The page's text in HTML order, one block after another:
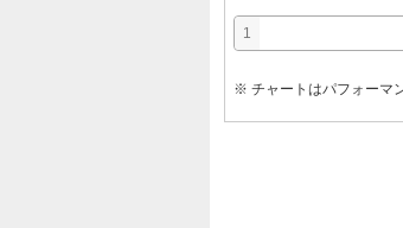
1
※ チャートはパフォーマ